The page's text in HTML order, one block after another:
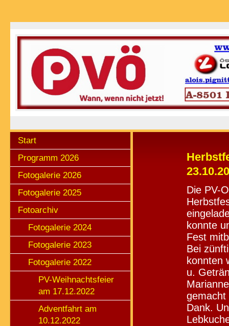
Start
Programm 2026
Fotogalerie 2026
Fotogalerie 2025
Fotoarchiv
Fotogalerie 2024
Fotogalerie 2023
Fotogalerie 2022
PV-Weihnachtsfeier
am 17.12.2022
Adventfahrt am
10.12.2022
Die PV-
konnte
Fest
Bei
konnten
u.
gemacht
Dank.